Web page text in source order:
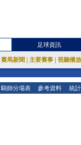
足球資訊
賽馬新聞 主要賽事 視聽播
騎師分場表 參考資料 統